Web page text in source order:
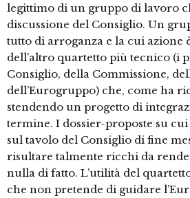
legittimo di un gruppo di lavoro
discussione del Consiglio. Un
tutto di arroganza e la cui azione
dell’altro quartetto più tecnico (i
Consiglio, della Commissione,
dell’Eurogruppo) che, come ha
stendendo un progetto di
termine. I dossier-proposte su
sul tavolo del Consiglio di fine
risultare talmente ricchi da
nulla di fatto. L’utilità del
che non pretende di guidare